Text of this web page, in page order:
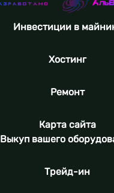
Инвестиции в
Хостинг
Ремонт
Карта сайта
Выкуп вашего
Трейд-ин